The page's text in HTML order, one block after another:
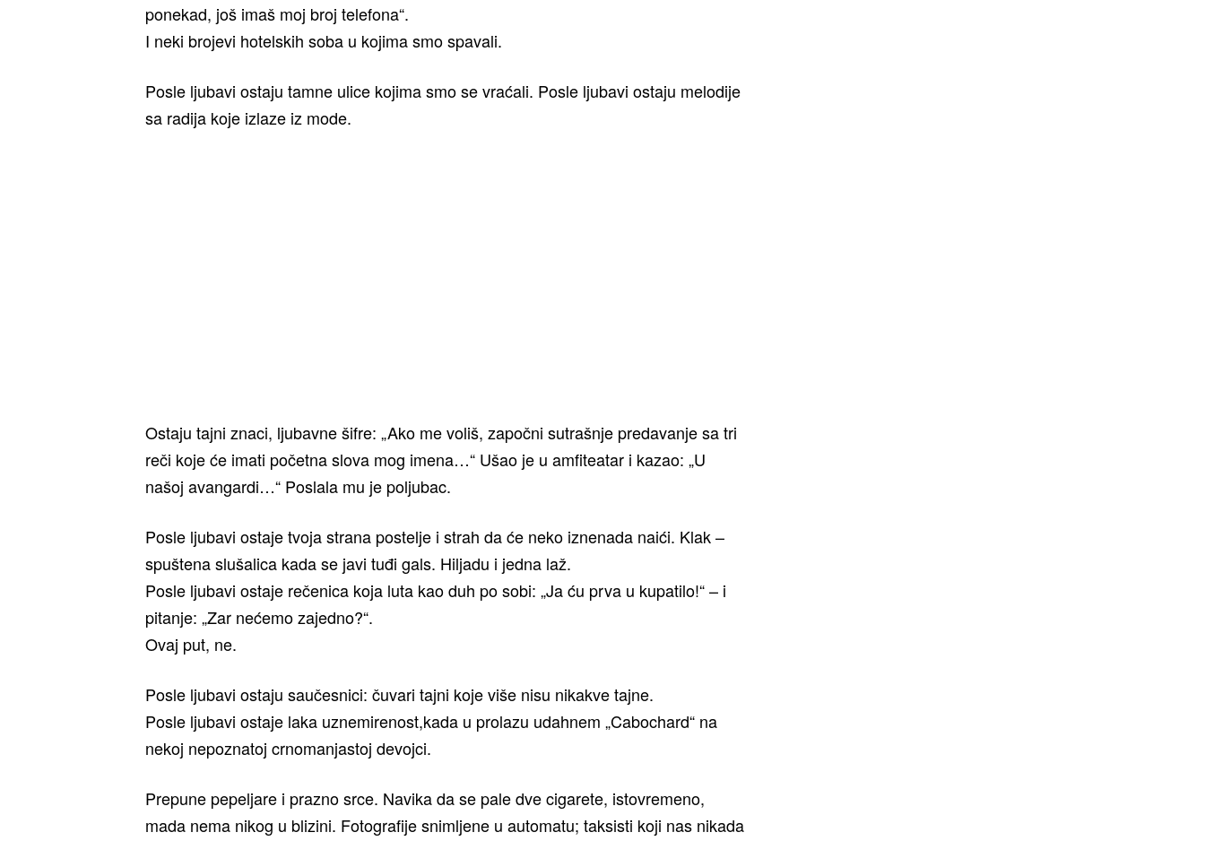
ponekad, još imaš moj broj telefona“.
I neki brojevi hotelskih soba u kojima smo spavali.
Posle ljubavi ostaju tamne ulice kojima smo se vraćali. Posle ljubavi ostaju melodije
sa radija koje izlaze iz mode.
Ostaju tajni znaci, ljubavne šifre: „Ako me voliš, započni sutrašnje predavanje sa tri
reči koje će imati početna slova mog imena…“ Ušao je u amfiteatar i kazao: „U
našoj avangardi…“ Poslala mu je poljubac.
Posle ljubavi ostaje tvoja strana postelje i strah da će neko iznenada naići. Klak –
spuštena slušalica kada se javi tuđi gals. Hiljadu i jedna laž.
Posle ljubavi ostaje rečenica koja luta kao duh po sobi: „Ja ću prva u kupatilo!“ – i
pitanje: „Zar nećemo zajedno?“.
Ovaj put, ne.
Posle ljubavi ostaju saučesnici: čuvari tajni koje više nisu nikakve tajne.
Posle ljubavi ostaje laka uznemirenost,kada u prolazu udahnem „Cabochard“ na
nekoj nepoznatoj crnomanjastoj devojci.
Prepune pepeljare i prazno srce. Navika da se pale dve cigarete, istovremeno,
mada nema nikog u blizini. Fotografije snimljene u automatu; taksisti koji nas nikada